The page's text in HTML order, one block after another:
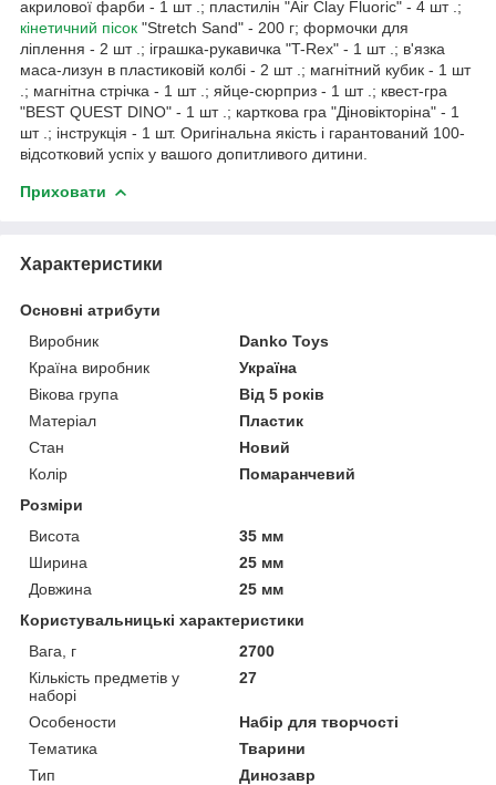
акрилової фарби - 1 шт .; пластилін "Air Clay Fluoric" - 4 шт .;
кінетичний пісок "Stretch Sand" - 200 г; формочки для
ліплення - 2 шт .; іграшка-рукавичка "T-Rex" - 1 шт .; в'язка
маса-лизун в пластиковій колбі - 2 шт .; магнітний кубик - 1 шт
.; магнітна стрічка - 1 шт .; яйце-сюрприз - 1 шт .; квест-гра
"BEST QUEST DINO" - 1 шт .; карткова гра "Діновікторіна" - 1
шт .; інструкція - 1 шт. Оригінальна якість і гарантований 100-
відсотковий успіх у вашого допитливого дитини.
Приховати
Характеристики
Основні атрибути
Виробник
Danko Toys
Країна виробник
Україна
Вікова група
Від 5 років
Матеріал
Пластик
Стан
Новий
Колір
Помаранчевий
Розміри
Висота
35 мм
Ширина
25 мм
Довжина
25 мм
Користувальницькі характеристики
Вага, г
2700
Кількість предметів у
наборі
27
Особености
Набір для творчості
Тематика
Тварини
Тип
Динозавр